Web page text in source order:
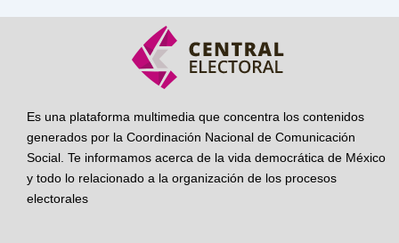
Es una plataforma multimedia que concentra los contenidos
generados por la Coordinación Nacional de Comunicación
Social. Te informamos acerca de la vida democrática de México
y todo lo relacionado a la organización de los procesos
electorales